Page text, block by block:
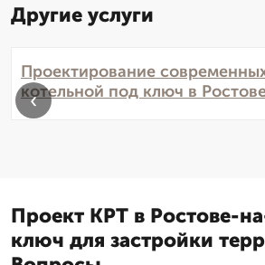
Другие услуги
Проектирование
котельной под ключ в
‹
Проект КРТ в Ростове-
ключ для застройки